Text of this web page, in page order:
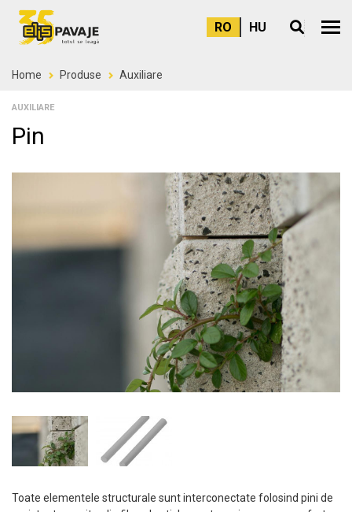
RO HU Meniu
Home Produse Auxiliare
AUXILIARE
Pin
Toate elementele structurale sunt interconectate folosind pini de